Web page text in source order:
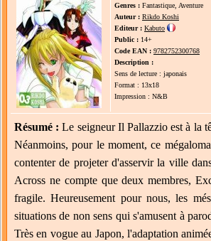
Genres : Fantastique, Aventure
Auteur : Rikdo Koshi
Editeur : Kabuto
Public : 14+
Code EAN : 9782752300768
Description :
Sens de lecture : japonais
Format : 13x18
Impression : N&B
Résumé : Le seigneur Il Pallazzio est à la
Néanmoins, pour le moment, ce
contenter de projeter d'asservir la ville
Across ne compte que deux membres,
fragile. Heureusement pour nous, les
situations de non sens qui s'amusent à
Très en vogue au Japon, l'adaptation